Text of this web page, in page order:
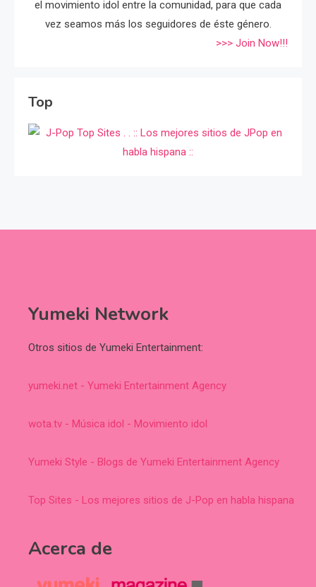
el movimiento idol entre la comunidad, para que cada
vez seamos más los seguidores de éste género.
>>> Join Now!!!
Top
Yumeki Network
Otros sitios de Yumeki Entertainment:
yumeki.net - Yumeki Entertainment Agency
wota.tv - Música idol - Movimiento idol
Yumeki Style - Blogs de Yumeki Entertainment Agency
Top Sites - Los mejores sitios de J-Pop en habla hispana
Acerca de